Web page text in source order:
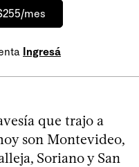
mes
Ingresá
que trajo a
son Montevideo,
Soriano y San